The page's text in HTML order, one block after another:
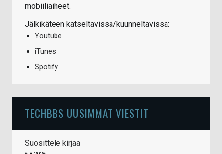
mobiiliaiheet.
Jälkikäteen katseltavissa/kuunneltavissa:
Youtube
iTunes
Spotify
TECHBBS UUSIMMAT VIESTIT
Suosittele kirjaa